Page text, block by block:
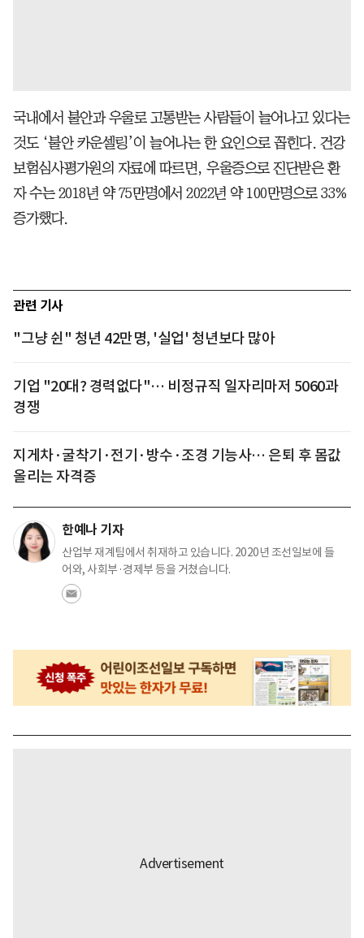
국내에서 불안과 우울로 고통받는 사람들이 늘어나고 있다는
것도 ‘불안 카운셀링’이 늘어나는 한 요인으로 꼽힌다. 건강
보험심사평가원의 자료에 따르면, 우울증으로 진단받은 환
자 수는 2018년 약 75만명에서 2022년 약 100만명으로 33%
증가했다.
관련 기사
"그냥 쉰" 청년 42만명, '실업' 청년보다 많아
기업 "20대? 경력없다"… 비정규직 일자리마저 5060과
경쟁
지게차·굴착기·전기·방수·조경 기능사… 은퇴 후 몸값
올리는 자격증
한예나 기자
산업부 재계팀에서 취재하고 있습니다. 2020년 조선일보에 들
어와, 사회부·경제부 등을 거쳤습니다.